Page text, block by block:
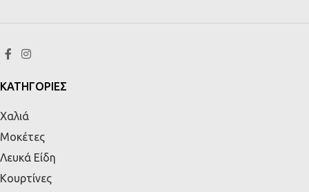
ΚΑΤΗΓΟΡΙΕΣ
Χαλιά
Μοκέτες
Λευκά Είδη
Κουρτίνες